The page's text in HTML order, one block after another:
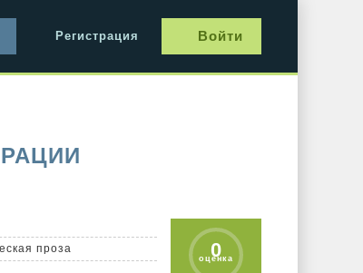
Регистрация Войти
0
оценка
проза